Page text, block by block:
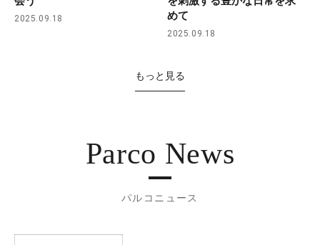
2025.09.18
めて
2025.09.18
もっと見る
Parco News
パルコニュース